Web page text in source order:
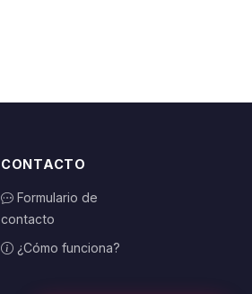
CONTACTO
Formulario de
contacto
¿Cómo funciona?